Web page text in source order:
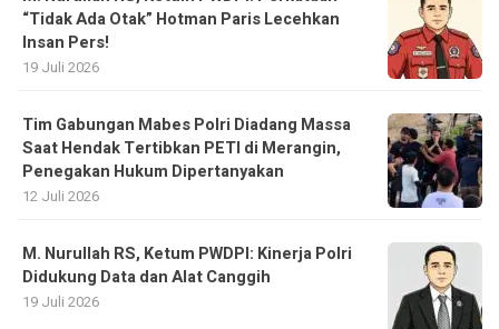
“Tidak Ada Otak” Hotman Paris Lecehkan
Insan Pers!
19 Juli 2026
Tim Gabungan Mabes Polri Diadang Massa
Saat Hendak Tertibkan PETI di Merangin,
Penegakan Hukum Dipertanyakan
12 Juli 2026
M. Nurullah RS, Ketum PWDPI: Kinerja Polri
Didukung Data dan Alat Canggih
19 Juli 2026